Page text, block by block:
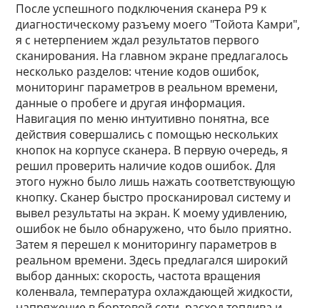
После успешного подключения сканера P9 к
диагностическому разъему моего "Тойота Камри",
я с нетерпением ждал результатов первого
сканирования. На главном экране предлагалось
несколько разделов: чтение кодов ошибок,
мониторинг параметров в реальном времени,
данные о пробеге и другая информация.
Навигация по меню интуитивно понятна, все
действия совершались с помощью нескольких
кнопок на корпусе сканера. В первую очередь, я
решил проверить наличие кодов ошибок. Для
этого нужно было лишь нажать соответствующую
кнопку. Сканер быстро просканировал систему и
вывел результаты на экран. К моему удивлению,
ошибок не было обнаружено, что было приятно.
Затем я перешел к мониторингу параметров в
реальном времени. Здесь предлагался широкий
выбор данных: скорость, частота вращения
коленвала, температура охлаждающей жидкости,